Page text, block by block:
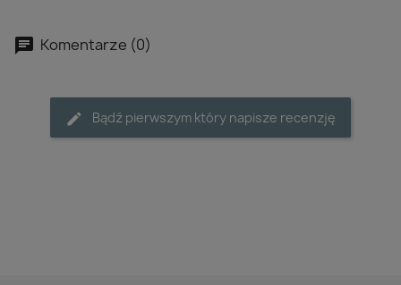
Komentarze (0)
Bądź pierwszym który napisze recenzję